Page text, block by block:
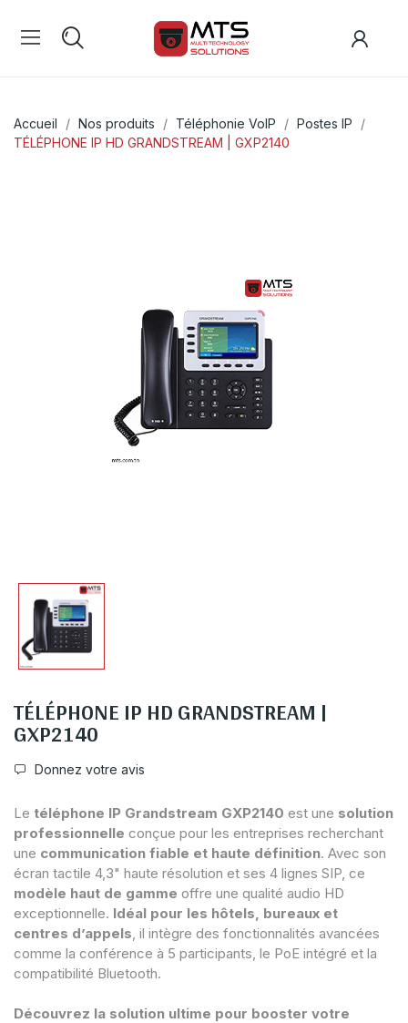
Accueil Nos produits Téléphonie VoIP
Postes IP
TÉLÉPHONE IP HD GRANDSTREAM | GXP2140
TÉLÉPHONE IP HD GRANDSTREAM |
GXP2140
Donnez votre avis
Le téléphone IP Grandstream GXP2140 est une solution
professionnelle conçue pour les entreprises recherchant
une communication fiable et haute définition. Avec son
écran tactile 4,3" haute résolution et ses 4 lignes SIP, ce
modèle haut de gamme offre une qualité audio HD
exceptionnelle. Idéal pour les hôtels, bureaux et
centres d’appels , il intègre des fonctionnalités avancées
comme la conférence à 5 participants, le PoE intégré et la
compatibilité Bluetooth.
Découvrez la solution ultime pour booster votre